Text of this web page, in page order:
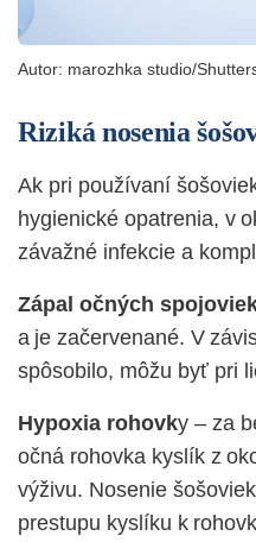
Autor: marozhka studio/
Riziká nosenia
Ak pri používaní
hygienické opatrenia, v
závažné infekcie a
Zápal očných
a je začervenané. V
spôsobilo, môžu byť pri
Hypoxia rohovky – za
očná rohovka kyslík z
výživu. Nosenie
prestupu kyslíku k